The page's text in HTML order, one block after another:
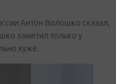
Антон Волошко сказал,
заметил только у
хуже.